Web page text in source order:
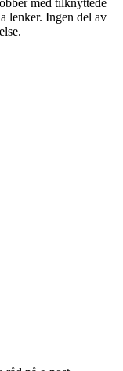
med tilknyttede
lenker. Ingen del av